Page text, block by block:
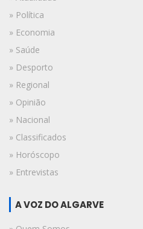
» Política
» Economia
» Saúde
» Desporto
» Regional
» Opinião
» Nacional
» Classificados
» Horóscopo
» Entrevistas
A VOZ DO ALGARVE